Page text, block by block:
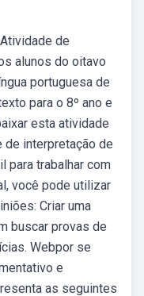
de
alunos do oitavo
portuguesa de
para o 8º ano e
esta atividade
de interpretação de
para trabalhar com
você pode utilizar
Criar uma
buscar provas de
Webpor se
e
as seguintes